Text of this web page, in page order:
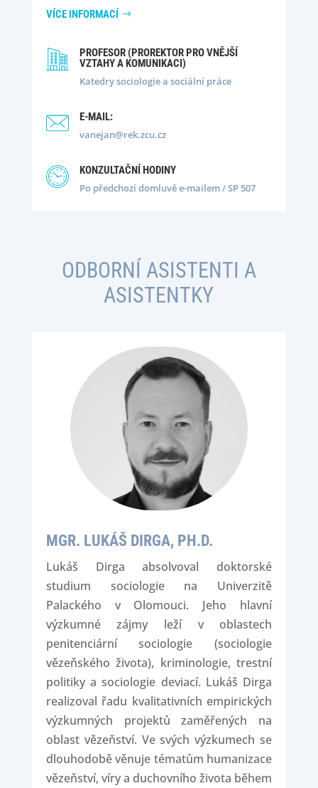
VÍCE INFORMACÍ
PROFESOR (PROREKTOR PRO VNĚJŠÍ
VZTAHY A KOMUNIKACI)
Katedry sociologie a sociální práce
E-MAIL:
vanejan@rek.zcu.cz
KONZULTAČNÍ HODINY
Po předchozí domluvě e-mailem / SP 507
ODBORNÍ ASISTENTI A
ASISTENTKY
MGR. LUKÁŠ DIRGA, PH.D.
Lukáš Dirga absolvoval doktorské
studium sociologie na Univerzitě
Palackého v Olomouci. Jeho hlavní
výzkumné zájmy leží v oblastech
penitenciární sociologie (sociologie
vězeňského života), kriminologie, trestní
politiky a sociologie deviací. Lukáš Dirga
realizoval řadu kvalitativních empirických
výzkumných projektů zaměřených na
oblast vězeňství. Ve svých výzkumech se
dlouhodobě věnuje tématům humanizace
vězeňství, víry a duchovního života během